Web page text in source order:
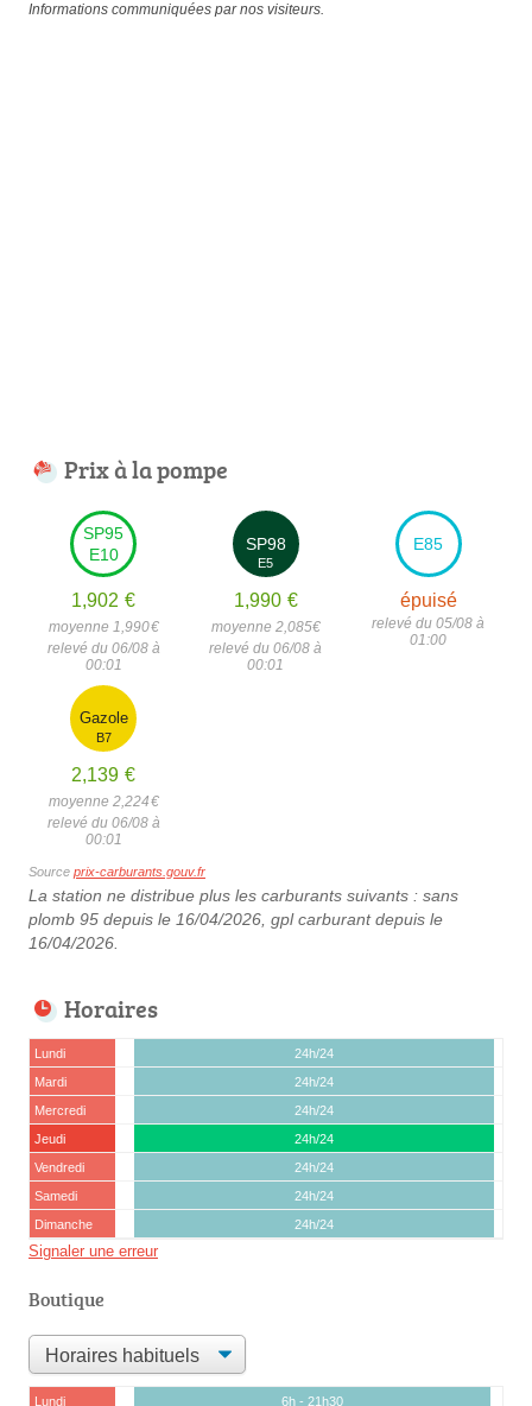
Informations communiquées par nos visiteurs.
Prix à la pompe
SP95
E10
1,902 €
moyenne 1,990€
relevé du 06/08 à
00:01
SP98
E5
1,990 €
moyenne 2,085€
relevé du 06/08 à
00:01
E85
épuisé
relevé du 05/08 à
01:00
Gazole
B7
2,139 €
moyenne 2,224€
relevé du 06/08 à
00:01
Source prix-carburants.gouv.fr
La station ne distribue plus les carburants suivants : sans
plomb 95 depuis le 16/04/2026, gpl carburant depuis le
16/04/2026.
Horaires
Lundi
24h/24
Mardi
24h/24
Mercredi
24h/24
Jeudi
24h/24
Vendredi
24h/24
Samedi
24h/24
Dimanche
24h/24
Signaler une erreur
Boutique
Lundi 6h - 21h30